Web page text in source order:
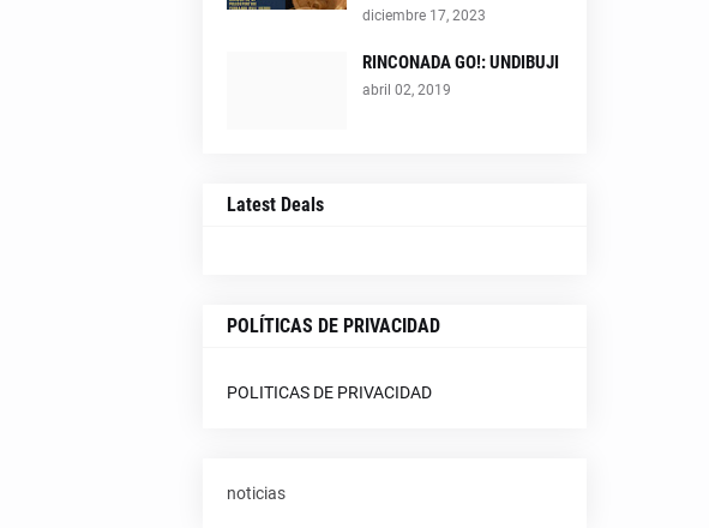
diciembre 17, 2023
RINCONADA GO!: UNDIBUJI
abril 02, 2019
Latest Deals
POLÍTICAS DE PRIVACIDAD
POLITICAS DE PRIVACIDAD
noticias